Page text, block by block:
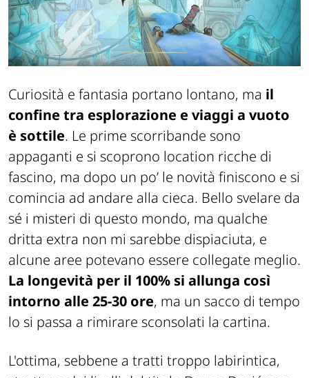
Curiosità e fantasia portano lontano, ma il
confine tra esplorazione e viaggi a vuoto
è sottile. Le prime scorribande sono
appaganti e si scoprono location ricche di
fascino, ma dopo un po’ le novità finiscono e si
comincia ad andare alla cieca. Bello svelare da
sé i misteri di questo mondo, ma qualche
dritta extra non mi sarebbe dispiaciuta, e
alcune aree potevano essere collegate meglio.
La longevità per il 100% si allunga così
intorno alle 25-30 ore, ma un sacco di tempo
lo si passa a rimirare sconsolati la cartina.
L'ottima, sebbene a tratti troppo labirintica,